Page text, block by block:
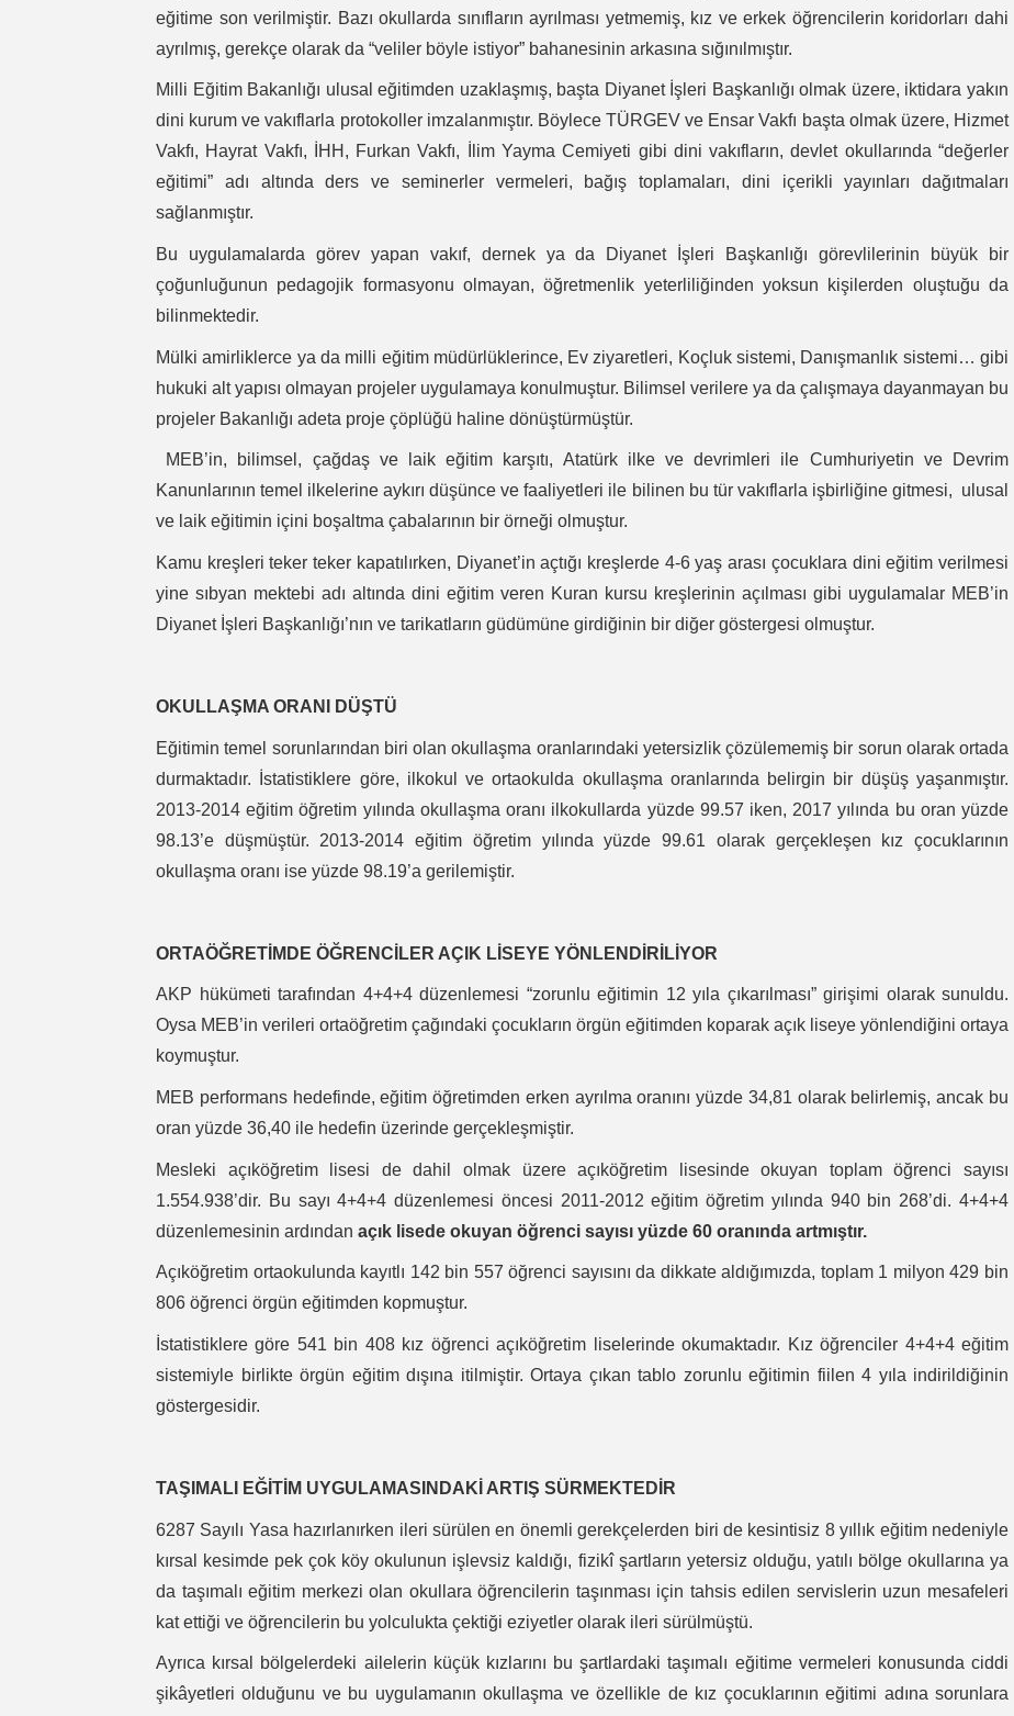
eğitime son verilmiştir. Bazı okullarda sınıfların ayrılması yetmemiş, kız ve erkek öğrencilerin koridorları dahi
ayrılmış, gerekçe olarak da “veliler böyle istiyor” bahanesinin arkasına sığınılmıştır.
Milli Eğitim Bakanlığı ulusal eğitimden uzaklaşmış, başta Diyanet İşleri Başkanlığı olmak üzere, iktidara yakın
dini kurum ve vakıflarla protokoller imzalanmıştır. Böylece TÜRGEV ve Ensar Vakfı başta olmak üzere, Hizmet
Vakfı, Hayrat Vakfı, İHH, Furkan Vakfı, İlim Yayma Cemiyeti gibi dini vakıfların, devlet okullarında “değerler
eğitimi” adı altında ders ve seminerler vermeleri, bağış toplamaları, dini içerikli yayınları dağıtmaları
sağlanmıştır.
Bu uygulamalarda görev yapan vakıf, dernek ya da Diyanet İşleri Başkanlığı görevlilerinin büyük bir
çoğunluğunun pedagojik formasyonu olmayan, öğretmenlik yeterliliğinden yoksun kişilerden oluştuğu da
bilinmektedir.
Mülki amirliklerce ya da milli eğitim müdürlüklerince, Ev ziyaretleri, Koçluk sistemi, Danışmanlık sistemi… gibi
hukuki alt yapısı olmayan projeler uygulamaya konulmuştur. Bilimsel verilere ya da çalışmaya dayanmayan bu
projeler Bakanlığı adeta proje çöplüğü haline dönüştürmüştür.
MEB’in, bilimsel, çağdaş ve laik eğitim karşıtı, Atatürk ilke ve devrimleri ile Cumhuriyetin ve Devrim
Kanunlarının temel ilkelerine aykırı düşünce ve faaliyetleri ile bilinen bu tür vakıflarla işbirliğine gitmesi, ulusal
ve laik eğitimin içini boşaltma çabalarının bir örneği olmuştur.
Kamu kreşleri teker teker kapatılırken, Diyanet’in açtığı kreşlerde 4-6 yaş arası çocuklara dini eğitim verilmesi
yine sıbyan mektebi adı altında dini eğitim veren Kuran kursu kreşlerinin açılması gibi uygulamalar MEB’in
Diyanet İşleri Başkanlığı’nın ve tarikatların güdümüne girdiğinin bir diğer göstergesi olmuştur.
OKULLAŞMA ORANI DÜŞTÜ
Eğitimin temel sorunlarından biri olan okullaşma oranlarındaki yetersizlik çözülememiş bir sorun olarak ortada
durmaktadır. İstatistiklere göre, ilkokul ve ortaokulda okullaşma oranlarında belirgin bir düşüş yaşanmıştır.
2013-2014 eğitim öğretim yılında okullaşma oranı ilkokullarda yüzde 99.57 iken, 2017 yılında bu oran yüzde
98.13’e düşmüştür. 2013-2014 eğitim öğretim yılında yüzde 99.61 olarak gerçekleşen kız çocuklarının
okullaşma oranı ise yüzde 98.19’a gerilemiştir.
ORTAÖĞRETİMDE ÖĞRENCİLER AÇIK LİSEYE YÖNLENDİRİLİYOR
AKP hükümeti tarafından 4+4+4 düzenlemesi “zorunlu eğitimin 12 yıla çıkarılması” girişimi olarak sunuldu.
Oysa MEB’in verileri ortaöğretim çağındaki çocukların örgün eğitimden koparak açık liseye yönlendiğini ortaya
koymuştur.
MEB performans hedefinde, eğitim öğretimden erken ayrılma oranını yüzde 34,81 olarak belirlemiş, ancak bu
oran yüzde 36,40 ile hedefin üzerinde gerçekleşmiştir.
Mesleki açıköğretim lisesi de dahil olmak üzere açıköğretim lisesinde okuyan toplam öğrenci sayısı
1.554.938’dir. Bu sayı 4+4+4 düzenlemesi öncesi 2011-2012 eğitim öğretim yılında 940 bin 268’di. 4+4+4
düzenlemesinin ardından açık lisede okuyan öğrenci sayısı yüzde 60 oranında artmıştır.
Açıköğretim ortaokulunda kayıtlı 142 bin 557 öğrenci sayısını da dikkate aldığımızda, toplam 1 milyon 429 bin
806 öğrenci örgün eğitimden kopmuştur.
İstatistiklere göre 541 bin 408 kız öğrenci açıköğretim liselerinde okumaktadır. Kız öğrenciler 4+4+4 eğitim
sistemiyle birlikte örgün eğitim dışına itilmiştir. Ortaya çıkan tablo zorunlu eğitimin fiilen 4 yıla indirildiğinin
göstergesidir.
TAŞIMALI EĞİTİM UYGULAMASINDAKİ ARTIŞ SÜRMEKTEDİR
6287 Sayılı Yasa hazırlanırken ileri sürülen en önemli gerekçelerden biri de kesintisiz 8 yıllık eğitim nedeniyle
kırsal kesimde pek çok köy okulunun işlevsiz kaldığı, fizikî şartların yetersiz olduğu, yatılı bölge okullarına ya
da taşımalı eğitim merkezi olan okullara öğrencilerin taşınması için tahsis edilen servislerin uzun mesafeleri
kat ettiği ve öğrencilerin bu yolculukta çektiği eziyetler olarak ileri sürülmüştü.
Ayrıca kırsal bölgelerdeki ailelerin küçük kızlarını bu şartlardaki taşımalı eğitime vermeleri konusunda ciddi
şikâyetleri olduğunu ve bu uygulamanın okullaşma ve özellikle de kız çocuklarının eğitimi adına sorunlara